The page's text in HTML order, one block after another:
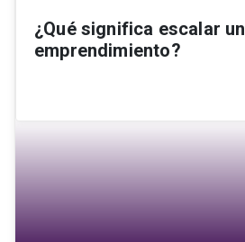
¿Qué significa escalar un
emprendimiento?